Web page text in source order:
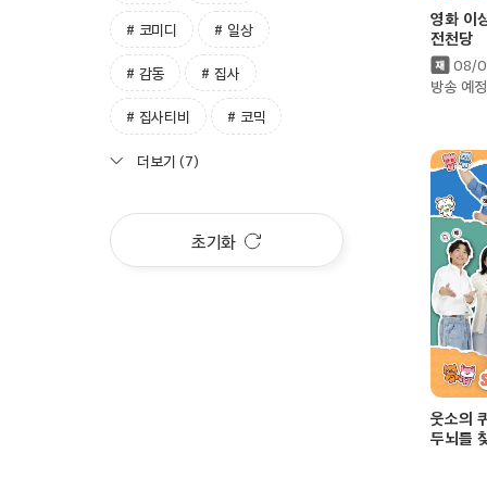
# 코미디 # 일상
# 감동 # 집사
# 집사티비 # 코믹
더보기 (7)
초기화
영화 이
전천당
08/
방송 예정
웃소의
두뇌를